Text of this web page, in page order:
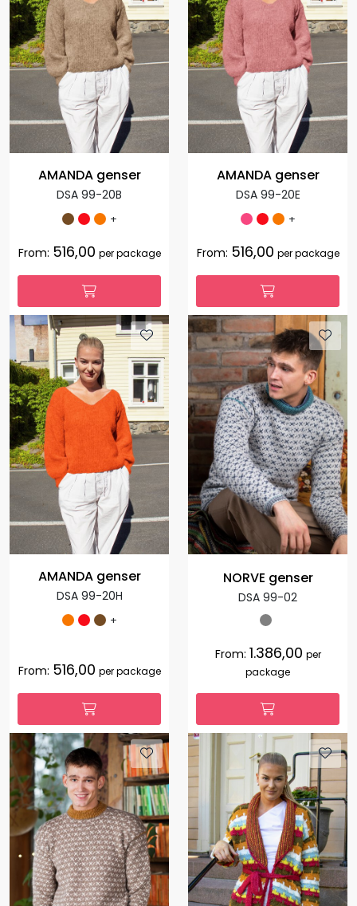
AMANDA genser
DSA 99-20B
+
From: 516,00 per package
AMANDA genser
DSA 99-20E
+
From: 516,00 per package
AMANDA genser
DSA 99-20H
+
From: 516,00 per package
NORVE genser
DSA 99-02
From: 1.386,00 per
package